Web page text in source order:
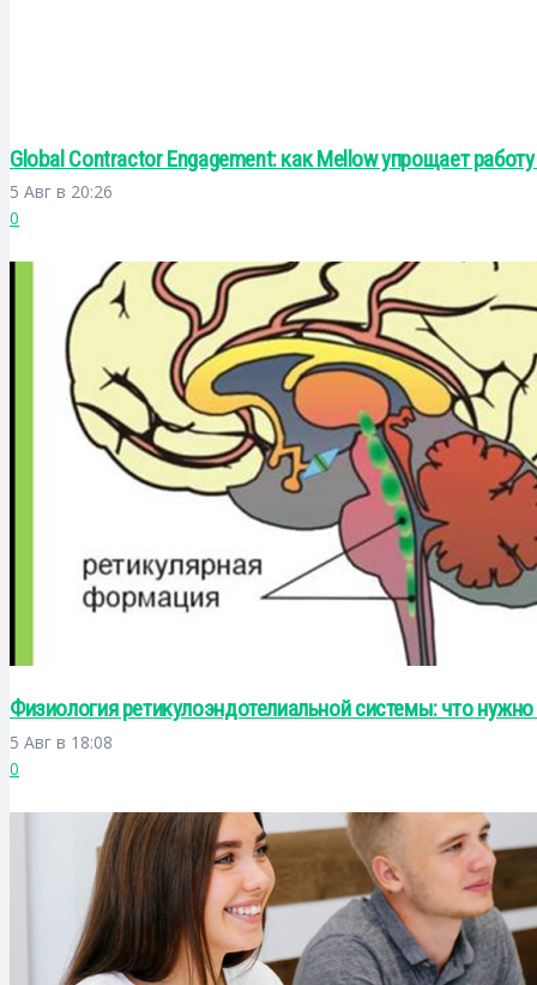
Global Contractor Engagement: как Mellow упрощает
5 Авг в 20:26
0
Физиология ретикулоэндотелиальной системы: что нужно
5 Авг в 18:08
0